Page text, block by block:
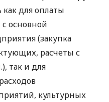
для оплаты
с основной
(закупка
расчеты с
), так и для
культурных